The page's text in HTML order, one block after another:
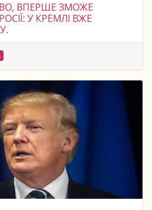
ВПЕРШЕ ЗМОЖЕ
У КРЕМЛІ ВЖЕ